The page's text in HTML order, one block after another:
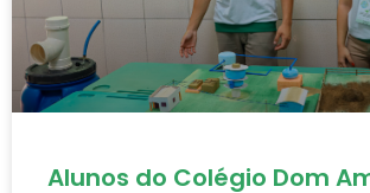
Alunos do Colégio Dom